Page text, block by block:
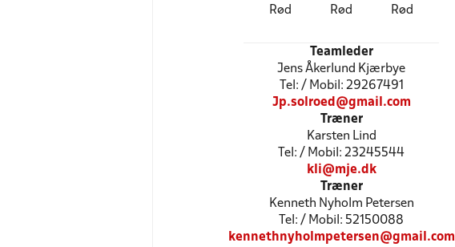
Rød Rød Rød
Teamleder
Jens Åkerlund Kjærbye
Tel: / Mobil: 29267491
Jp.solroed@gmail.com
Træner
Karsten Lind
Tel: / Mobil: 23245544
kli@mje.dk
Træner
Kenneth Nyholm Petersen
Tel: / Mobil: 52150088
kennethnyholmpetersen@gmail.com